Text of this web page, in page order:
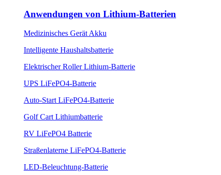
Anwendungen von Lithium-Batterien
Medizinisches Gerät Akku
Intelligente Haushaltsbatterie
Elektrischer Roller Lithium-Batterie
UPS LiFePO4-Batterie
Auto-Start LiFePO4-Batterie
Golf Cart Lithiumbatterie
RV LiFePO4 Batterie
Straßenlaterne LiFePO4-Batterie
LED-Beleuchtung-Batterie